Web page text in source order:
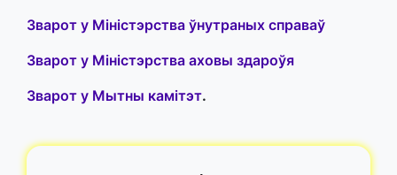
Зварот у Міністэрства ўнутраных справаў
Зварот у Міністэрства аховы здароўя
Зварот у Мытны камітэт.